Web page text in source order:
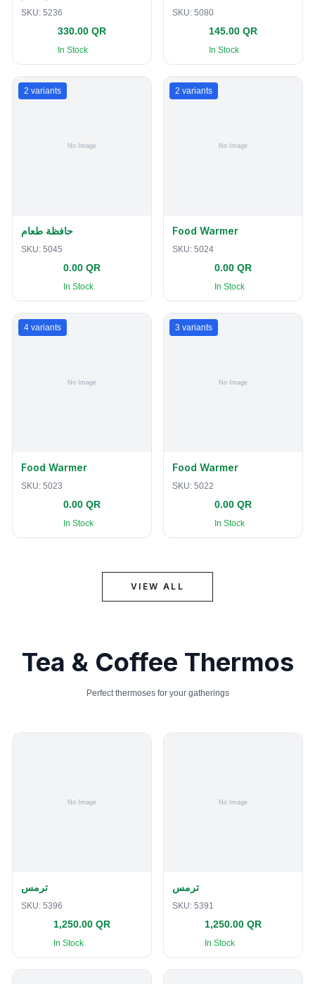
SKU: 5236
330.00 QR
In Stock
SKU: 5080
145.00 QR
In Stock
2 variants
حافظة طعام
SKU: 5045
0.00 QR
In Stock
2 variants
Food Warmer
SKU: 5024
0.00 QR
In Stock
4 variants
Food Warmer
SKU: 5023
0.00 QR
In Stock
3 variants
Food Warmer
SKU: 5022
0.00 QR
In Stock
VIEW ALL
Tea & Coffee Thermos
Perfect thermoses for your gatherings
ترمس
SKU: 5396
1,250.00 QR
In Stock
ترمس
SKU: 5391
1,250.00 QR
In Stock